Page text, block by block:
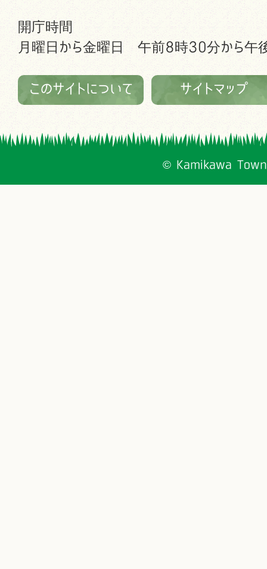
開庁時間
月曜日から金曜日 午前8時30分から午
このサイトについて サイトマップ
© Kamikawa Town